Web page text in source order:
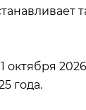
октября
года.